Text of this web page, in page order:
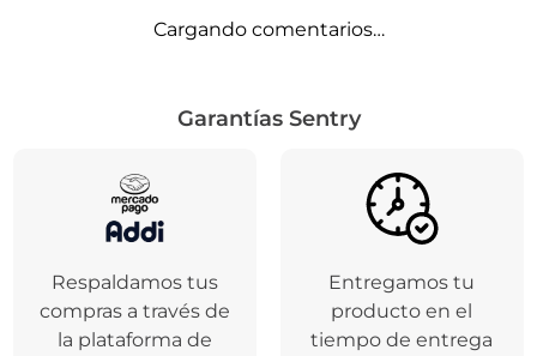
Cargando comentarios…
Garantías Sentry
Respaldamos tus
compras a través de
la plataforma de
Entregamos tu
producto en el
tiempo de entrega